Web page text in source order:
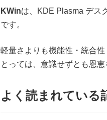
KWinは、KDE Plasma デス
です。
軽量さよりも機能性・統合
とっては、意識せずとも恩
よく読まれている